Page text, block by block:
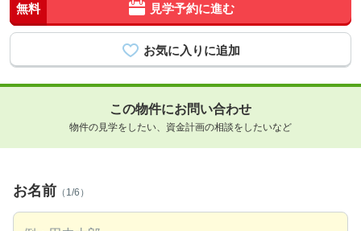
無料 見学予約に進む
この物件にお問い合わせ
物件の見学をしたい、資金計画の相談をしたいなど
お名前 （1/6）